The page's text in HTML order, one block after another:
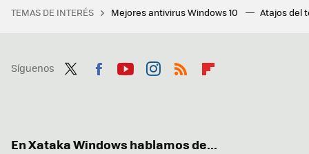
TEMAS DE INTERÉS Mejores antivirus Windows 10 Atajos del
Síguenos
En Xataka Windows hablamos de...